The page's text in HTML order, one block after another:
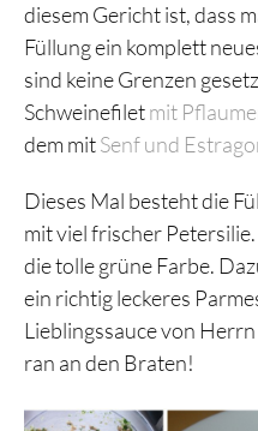
diesem Gericht ist, dass
Füllung ein komplett
sind keine Grenzen
Schweinefiletmit
dem mitSenf und
Dieses Mal besteht die
mit viel frischer
die tolle grüne Farbe.
ein richtig leckeres
Lieblingssauce von
ran an den Braten!